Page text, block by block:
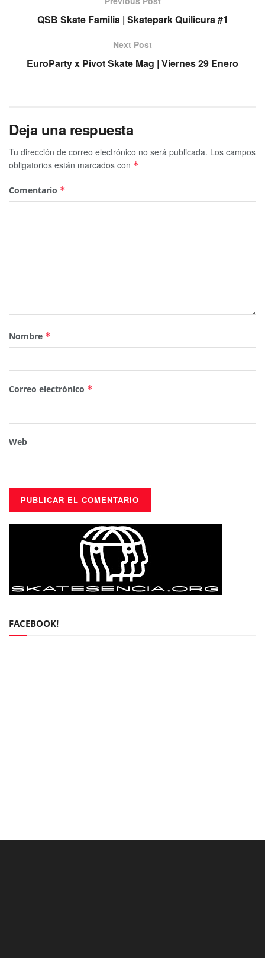
QSB Skate Familia | Skatepark Quilicura #1
Next Post
EuroParty x Pivot Skate Mag | Viernes 29 Enero
Deja una respuesta
Tu dirección de correo electrónico no será publicada. Los campos
obligatorios están marcados con *
Comentario *
Nombre *
Correo electrónico *
Web
FACEBOOK!